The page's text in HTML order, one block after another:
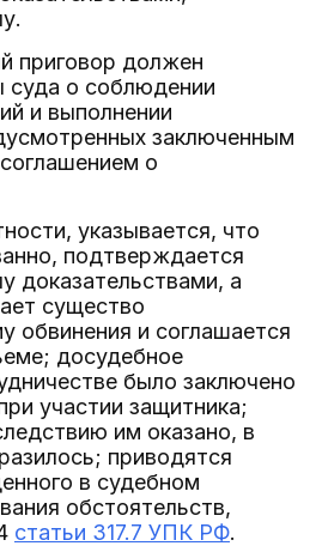
приговор должен
о соблюдении
и выполнении
заключенным
о
указывается, что
подтверждается
доказательствами, а
существо
обвинения и соглашается
досудебное
было заключено
участии защитника;
им оказано, в
приводятся
в судебном
обстоятельств,
статьи 317.7 УПК РФ.